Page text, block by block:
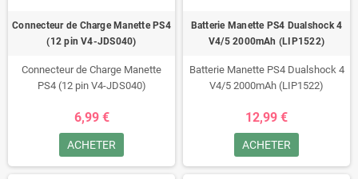
Connecteur de Charge Manette PS4
(12 pin V4-JDS040)
Connecteur de Charge Manette
PS4 (12 pin V4-JDS040)
6,99 €
ACHETER
Batterie Manette PS4 Dualshock 4
V4/5 2000mAh (LIP1522)
Batterie Manette PS4 Dualshock 4
V4/5 2000mAh (LIP1522)
12,99 €
ACHETER